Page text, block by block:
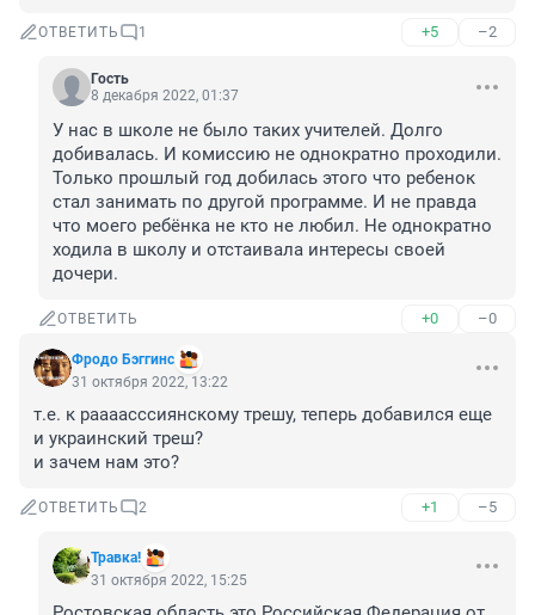
ОТВЕТИТЬ 1 +5 –2
Гость
8 декабря 2022, 01:37
У нас в школе не было таких учителей. Долго
добивалась. И комиссию не однократно проходили.
Только прошлый год добилась этого что ребенок
стал занимать по другой программе. И не правда
что моего ребёнка не кто не любил. Не однократно
ходила в школу и отстаивала интересы своей
дочери.
ОТВЕТИТЬ +0 –0
Фродо Бэггинс
31 октября 2022, 13:22
т.е. к раааасссиянскому трешу, теперь добавился еще
и украинский треш?
и зачем нам это?
ОТВЕТИТЬ 2 +1 –5
Травка!
31 октября 2022, 15:25